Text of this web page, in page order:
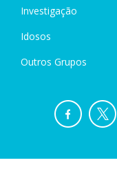
Investigação
Idosos
Outros Grupos